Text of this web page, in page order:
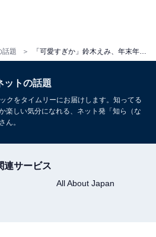
話題
ットの話題
クをタイムリーにお届けします。知ってる
楽しい気分になれる、ネット発「知ら（な
ん。
連サービス
All About Japan